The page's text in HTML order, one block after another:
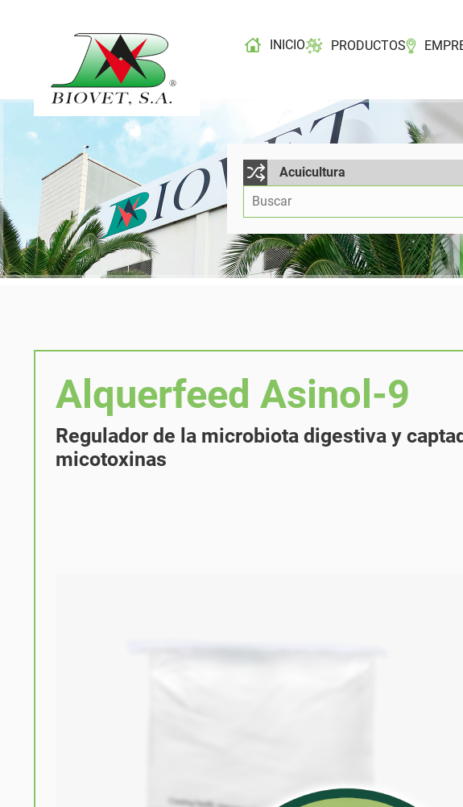
INICIO PRODUCTOS
Alquerfeed Asinol-9
Regulador de la microbiota digestiva y
micotoxinas